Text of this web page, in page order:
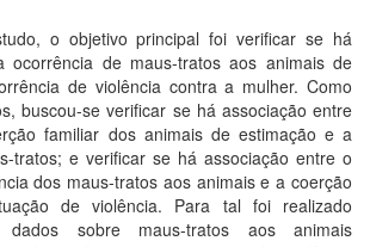
o objetivo principal foi verificar se há
ocorrência de maus-tratos aos animais de
de violência contra a mulher. Como
buscou-se verificar se há associação entre
familiar dos animais de estimação e a
tratos; e verificar se há associação entre o
dos maus-tratos aos animais e a coerção
de violência. Para tal foi realizado
dados sobre maus-tratos aos animais